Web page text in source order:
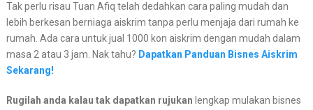
Tak perlu risau Tuan Afiq telah dedahkan cara paling mudah dan
lebih berkesan berniaga aiskrim tanpa perlu menjaja dari rumah ke
rumah. Ada cara untuk jual 1000 kon aiskrim dengan mudah dalam
masa 2 atau 3 jam. Nak tahu? Dapatkan Panduan Bisnes Aiskrim
Sekarang!
Rugilah anda kalau tak dapatkan rujukan lengkap mulakan bisnes